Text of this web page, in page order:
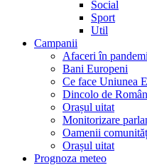
Social
Sport
Util
Campanii
Afaceri în
Bani Europeni
Ce face Uniunea
Dincolo de
Orașul uitat
Monitorizare
Oamenii
Orașul uitat
Prognoza meteo